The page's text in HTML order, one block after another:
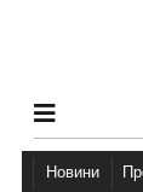
Новини